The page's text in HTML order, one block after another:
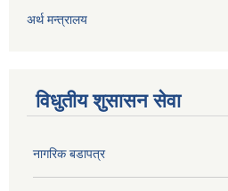
अर्थ मन्त्रालय
विधुतीय शुसासन सेवा
नागरिक बडापत्र